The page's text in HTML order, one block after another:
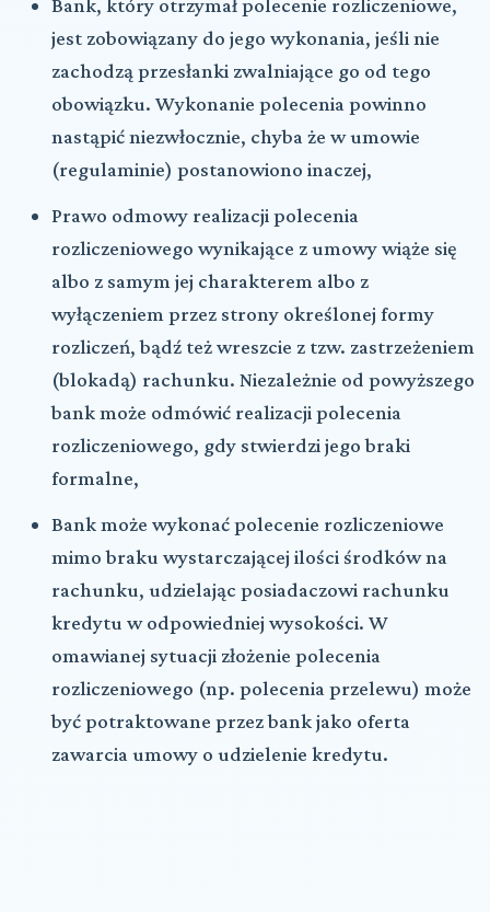
jest zobowiązany do jego wykonania, jeśli nie
zachodzą przesłanki zwalniające go od tego
obowiązku. Wykonanie polecenia powinno
nastąpić niezwłocznie, chyba że w umowie
(regulaminie) postanowiono inaczej,
Prawo odmowy realizacji polecenia
rozliczeniowego wynikające z umowy wiąże się
albo z samym jej charakterem albo z
wyłączeniem przez strony określonej formy
rozliczeń, bądź też wreszcie z tzw. zastrzeżeniem
(blokadą) rachunku. Niezależnie od powyższego
bank może odmówić realizacji polecenia
rozliczeniowego, gdy stwierdzi jego braki
formalne,
Bank może wykonać polecenie rozliczeniowe
mimo braku wystarczającej ilości środków na
rachunku, udzielając posiadaczowi rachunku
kredytu w odpowiedniej wysokości. W
omawianej sytuacji złożenie polecenia
rozliczeniowego (np. polecenia przelewu) może
być potraktowane przez bank jako oferta
zawarcia umowy o udzielenie kredytu.